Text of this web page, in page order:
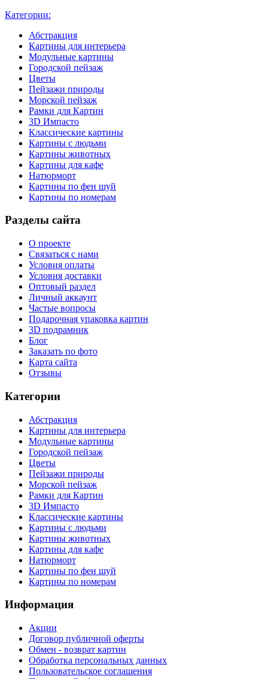
Категории:
Абстракция
Картины для интерьера
Модульные картины
Городской пейзаж
Цветы
Пейзажи природы
Морской пейзаж
Рамки для Картин
3D Импасто
Классические картины
Картины с людьми
Картины животных
Картины для кафе
Натюрморт
Картины по фен шуй
Картины по номерам
Разделы сайта
О проекте
Связаться с нами
Условия оплаты
Условия доставки
Оптовый раздел
Личный аккаунт
Частые вопросы
Подарочная упаковка картин
3D подрамник
Блог
Заказать по фото
Карта сайта
Отзывы
Категории
Абстракция
Картины для интерьера
Модульные картины
Городской пейзаж
Цветы
Пейзажи природы
Морской пейзаж
Рамки для Картин
3D Импасто
Классические картины
Картины с людьми
Картины животных
Картины для кафе
Натюрморт
Картины по фен шуй
Картины по номерам
Информация
Акции
Договор публичной оферты
Обмен - возврат картин
Обработка персональных данных
Пользовательское соглашения